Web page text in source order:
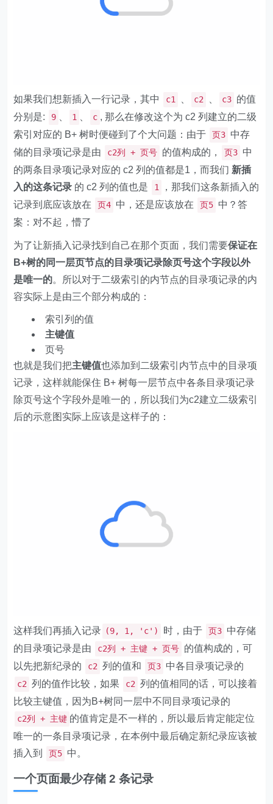
如果我们想新插入一行记录，其中 c1 c2 c3 的值
分别是:
9 1 c , 那么在修改这个为 c2 列建立的二级
索引对应的 B+ 树时便碰到了个大问题：由于
页3 中存
储的目录项记录是由
c2列 + 页号 的值构成的， 页3 中
的两条目录项记录对应的 c2 列的值都是1，而我们 新插
入的这条记录 的 c2 列的值也是 1
，那我们这条新插入的
记录到底应该放在
页4 中，还是应该放在 页5 中？答
案：对不起，懵了
为了让新插入记录找到自己在那个页面，我们需要保证在
B+树的同一层页节点的目录项记录除页号这个字段以外
是唯一的。所以对于二级索引的内节点的目录项记录的内
容实际上是由三个部分构成的：
索引列的值
主键值
页号
也就是我们把主键值也添加到二级索引内节点中的目录项
记录，这样就能保住 B+ 树每一层节点中各条目录项记录
除页号这个字段外是唯一的，所以我们为c2建立二级索引
后的示意图实际上应该是这样子的：
这样我们再插入记录 (9, 1, 'c') 时，由于 页3 中存储
的目录项记录是由
c2列 + 主键 + 页号 的值构成的，可
以先把新纪录的
c2 列的值和 页3 中各目录项记录的
c2 列的值作比较，如果 c2 列的值相同的话，可以接着
比较主键值，因为B+树同一层中不同目录项记录的
c2列 + 主键 的值肯定是不一样的，所以最后肯定能定位
唯一的一条目录项记录，在本例中最后确定新纪录应该被
插入到
页5 中。
一个页面最少存储 2 条记录